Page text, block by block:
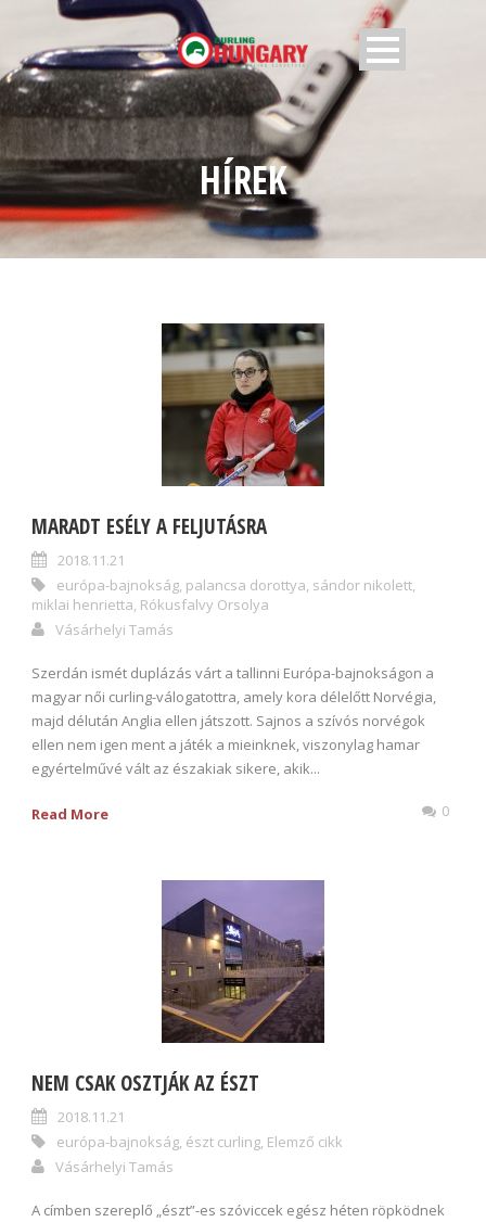
HÍREK
MARADT ESÉLY A FELJUTÁSRA
2018.11.21
európa-bajnokság, palancsa dorottya, sándor nikolett,
miklai henrietta, Rókusfalvy Orsolya
Vásárhelyi Tamás
Szerdán ismét duplázás várt a tallinni Európa-bajnokságon a
magyar női curling-válogatottra, amely kora délelőtt Norvégia,
majd délután Anglia ellen játszott. Sajnos a szívós norvégok
ellen nem igen ment a játék a mieinknek, viszonylag hamar
egyértelművé vált az északiak sikere, akik...
Read More 0
NEM CSAK OSZTJÁK AZ ÉSZT
2018.11.21
európa-bajnokság, észt curling, Elemző cikk
Vásárhelyi Tamás
A címben szereplő „észt”-es szóviccek egész héten röpködnek